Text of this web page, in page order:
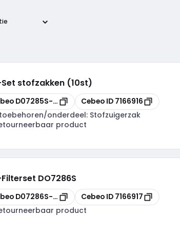
Set stofzakken (10st)
D07285S-SET2 Kopiëren
Cebeo ID 7166916
onderdeel: Stofzuigerzak
product
Filterset DO7286S
D07286S-SET Kopiëren
Cebeo ID 7166917
product